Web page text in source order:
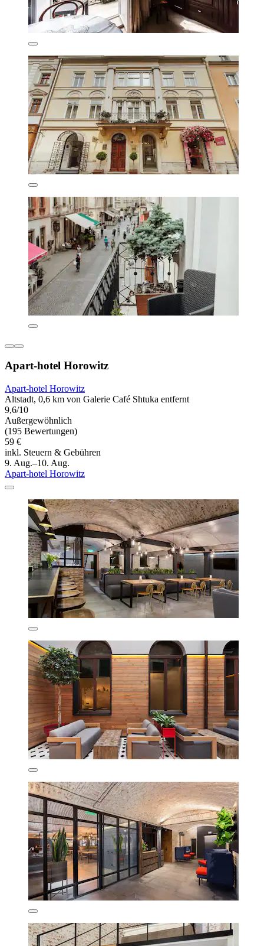
Apart-hotel Horowitz
Apart-hotel Horowitz
Altstadt, 0,6 km von Galerie Café Shtuka entfernt
9,6/10
Außergewöhnlich
(195 Bewertungen)
59 €
inkl. Steuern & Gebühren
9. Aug.–10. Aug.
Apart-hotel Horowitz